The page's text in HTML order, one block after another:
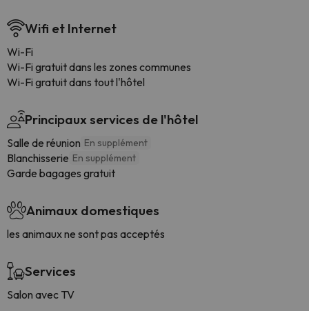
Wifi et Internet
Wi-Fi
Wi-Fi gratuit dans les zones communes
Wi-Fi gratuit dans tout l'hôtel
Principaux services de l'hôtel
Salle de réunion En supplément
Blanchisserie En supplément
Garde bagages gratuit
Animaux domestiques
les animaux ne sont pas acceptés
Services
Salon avec TV